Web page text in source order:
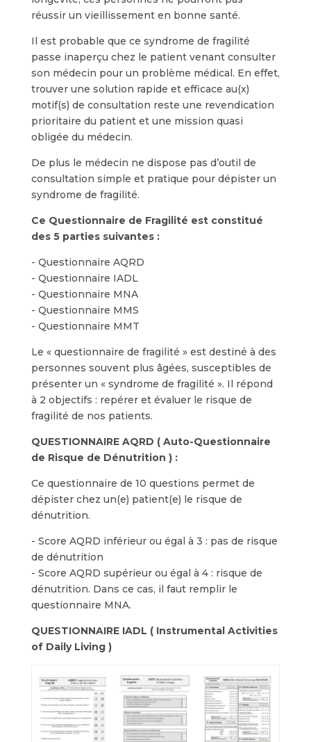
réussir un vieillissement en bonne santé.
Il est probable que ce syndrome de fragilité
passe inaperçu chez le patient venant consulter
son médecin pour un problème médical. En effet,
trouver une solution rapide et efficace au(x)
motif(s) de consultation reste une revendication
prioritaire du patient et une mission quasi
obligée du médecin.
De plus le médecin ne dispose pas d’outil de
consultation simple et pratique pour dépister un
syndrome de fragilité.
Ce Questionnaire de Fragilité est constitué
des 5 parties suivantes :
- Questionnaire AQRD
- Questionnaire IADL
- Questionnaire MNA
- Questionnaire MMS
- Questionnaire MMT
Le « questionnaire de fragilité » est destiné à des
personnes souvent plus âgées, susceptibles de
présenter un « syndrome de fragilité ». Il répond
à 2 objectifs : repérer et évaluer le risque de
fragilité de nos patients.
QUESTIONNAIRE AQRD ( Auto-Questionnaire
de Risque de Dénutrition ) :
Ce questionnaire de 10 questions permet de
dépister chez un(e) patient(e) le risque de
dénutrition.
- Score AQRD inférieur ou égal à 3 : pas de risque
de dénutrition
- Score AQRD supérieur ou égal à 4 : risque de
dénutrition. Dans ce cas, il faut remplir le
questionnaire MNA.
QUESTIONNAIRE IADL ( Instrumental Activities
of Daily Living )